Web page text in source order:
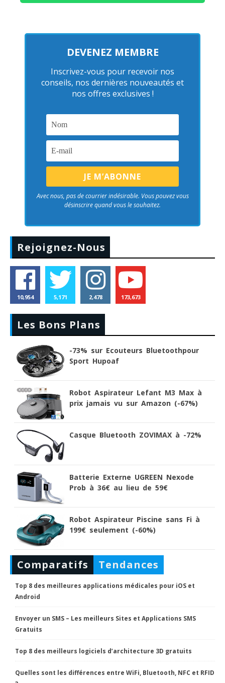
DEVENEZ MEMBRE
Inscrivez-vous pour recevoir nos
conseils, nos dernières nouveautés et
nos offres exclusives !
Avec nous, pas de courrier indésirable. Vous pouvez vous
désinscrire quand vous le souhaitez.
Rejoignez-Nous
10,954 5,171 2,478 173,673
Les Bons Plans
-73% sur Ecouteurs Bluetoothpour
Sport Hupoaf
Robot Aspirateur Lefant M3 Max à
prix jamais vu sur Amazon (-67%)
Casque Bluetooth ZOVIMAX à -72%
Batterie Externe UGREEN Nexode
Prob à 36€ au lieu de 59€
Robot Aspirateur Piscine sans Fi à
199€ seulement (-60%)
Comparatifs Tendances
Top 8 des meilleures applications médicales pour iOS et
Android
Envoyer un SMS – Les meilleurs Sites et Applications SMS
Gratuits
Top 8 des meilleurs logiciels d’architecture 3D gratuits
Quelles sont les différences entre WiFi, Bluetooth, NFC et RFID